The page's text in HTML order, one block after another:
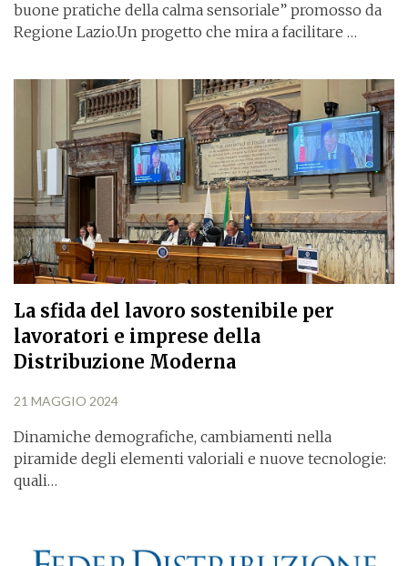
buone pratiche della calma sensoriale” promosso da
Regione Lazio.Un progetto che mira a facilitare …
La sfida del lavoro sostenibile per
lavoratori e imprese della
Distribuzione Moderna
21 MAGGIO 2024
Dinamiche demografiche, cambiamenti nella
piramide degli elementi valoriali e nuove tecnologie:
quali…